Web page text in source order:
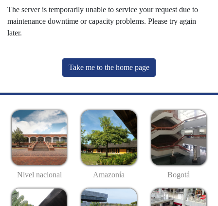
The server is temporarily unable to service your request due to
maintenance downtime or capacity problems. Please try again
later.
Take me to the home page
Nivel nacional Amazonía Bogotá